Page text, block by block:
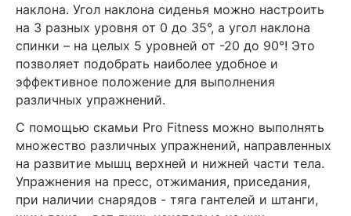
наклона. Угол наклона сиденья можно настроить
на 3 разных уровня от 0 до 35°, а угол наклона
спинки – на целых 5 уровней от -20 до 90°! Это
позволяет подобрать наиболее удобное и
эффективное положение для выполнения
различных упражнений.
С помощью скамьи Pro Fitness можно выполнять
множество различных упражнений, направленных
на развитие мышц верхней и нижней части тела.
Упражнения на пресс, отжимания, приседания,
при наличии снарядов - тяга гантелей и штанги,